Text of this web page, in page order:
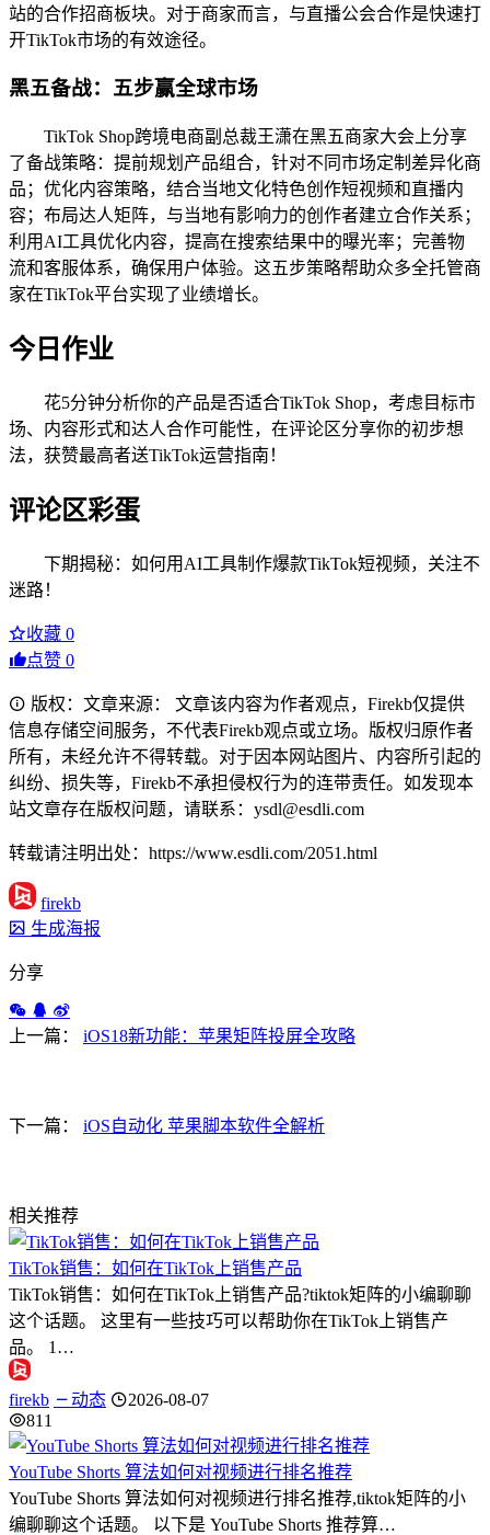
站的合作招商板块。对于商家而言，与直播公会合作是快速打
开TikTok市场的有效途径。
黑五备战：五步赢全球市场
TikTok Shop跨境电商副总裁王潇在黑五商家大会上分享
了备战策略：提前规划产品组合，针对不同市场定制差异化商
品；优化内容策略，结合当地文化特色创作短视频和直播内
容；布局达人矩阵，与当地有影响力的创作者建立合作关系；
利用AI工具优化内容，提高在搜索结果中的曝光率；完善物
流和客服体系，确保用户体验。这五步策略帮助众多全托管商
家在TikTok平台实现了业绩增长。
今日作业
花5分钟分析你的产品是否适合TikTok Shop，考虑目标市
场、内容形式和达人合作可能性，在评论区分享你的初步想
法，获赞最高者送TikTok运营指南！
评论区彩蛋
下期揭秘：如何用AI工具制作爆款TikTok短视频，关注不
迷路！
收藏 0
点赞 0
版权：文章来源： 文章该内容为作者观点，Firekb仅提供
信息存储空间服务，不代表Firekb观点或立场。版权归原作者
所有，未经允许不得转载。对于因本网站图片、内容所引起的
纠纷、损失等，Firekb不承担侵权行为的连带责任。如发现本
站文章存在版权问题，请联系：ysdl@esdli.com
转载请注明出处：https://www.esdli.com/2051.html
firekb
生成海报
分享
上一篇： iOS18新功能：苹果矩阵投屏全攻略
下一篇： iOS自动化 苹果脚本软件全解析
相关推荐
TikTok销售：如何在TikTok上销售产品
TikTok销售：如何在TikTok上销售产品?tiktok矩阵的小编聊聊
这个话题。 这里有一些技巧可以帮助你在TikTok上销售产
品。 1…
firekb 动态
2026-08-07
811
YouTube Shorts 算法如何对视频进行排名推荐
YouTube Shorts 算法如何对视频进行排名推荐,tiktok矩阵的小
编聊聊这个话题。 以下是 YouTube Shorts 推荐算…